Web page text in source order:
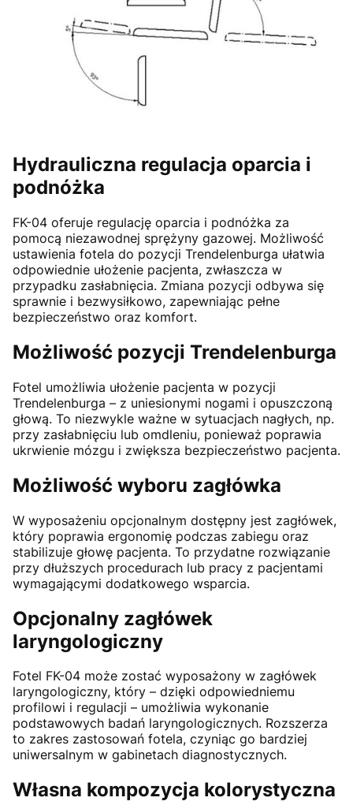
Hydrauliczna regulacja oparcia i
podnóżka
FK-04 oferuje regulację oparcia i podnóżka za
pomocą niezawodnej sprężyny gazowej. Możliwość
ustawienia fotela do pozycji Trendelenburga ułatwia
odpowiednie ułożenie pacjenta, zwłaszcza w
przypadku zasłabnięcia. Zmiana pozycji odbywa się
sprawnie i bezwysiłkowo, zapewniając pełne
bezpieczeństwo oraz komfort.
Możliwość pozycji Trendelenburga
Fotel umożliwia ułożenie pacjenta w pozycji
Trendelenburga – z uniesionymi nogami i opuszczoną
głową. To niezwykle ważne w sytuacjach nagłych, np.
przy zasłabnięciu lub omdleniu, ponieważ poprawia
ukrwienie mózgu i zwiększa bezpieczeństwo pacjenta.
Możliwość wyboru zagłówka
W wyposażeniu opcjonalnym dostępny jest zagłówek,
który poprawia ergonomię podczas zabiegu oraz
stabilizuje głowę pacjenta. To przydatne rozwiązanie
przy dłuższych procedurach lub pracy z pacjentami
wymagającymi dodatkowego wsparcia.
Opcjonalny zagłówek
laryngologiczny
Fotel FK-04 może zostać wyposażony w zagłówek
laryngologiczny, który – dzięki odpowiedniemu
profilowi i regulacji – umożliwia wykonanie
podstawowych badań laryngologicznych. Rozszerza
to zakres zastosowań fotela, czyniąc go bardziej
uniwersalnym w gabinetach diagnostycznych.
Własna kompozycja kolorystyczna